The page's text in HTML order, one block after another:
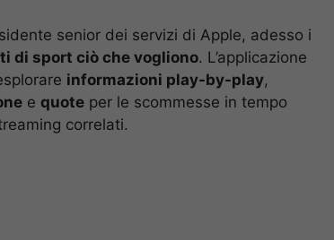
senior dei servizi di Apple, adesso i
di sport ciò che vogliono. L’applicazione
informazioni play-by-play,
e quote per le scommesse in tempo
correlati.